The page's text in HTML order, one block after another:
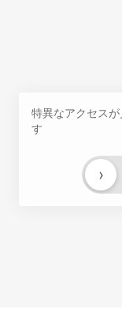
特異なアクセス
す
›